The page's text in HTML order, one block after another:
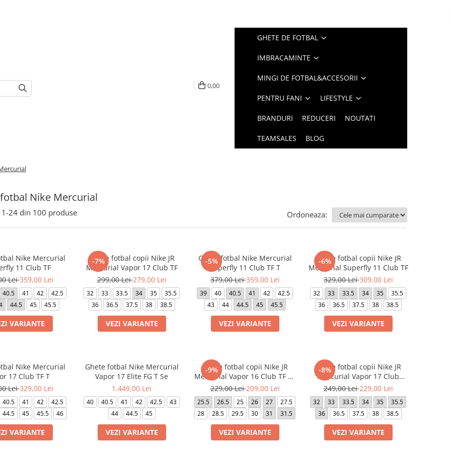
0,00
GHETE DE FOTBAL
IMBRACAMINTE
MINGI DE FOTBAL&ACCESORII
PENTRU FANI LIFESTYLE
BRANDURI REDUCERI NOUTATI
TEAMSALES BLOG
Nike Mercurial
1-24 din 100 produse Ordoneaza:
Nike Mercurial
11 Club TF
Lei359,00 Lei
40.5 41 42
42.5
44.5 45 45.5
VARIANTE
-7%
Ghete fotbal copii Nike JR
Mercurial Vapor 17 Club TF
299,00 Lei279,00 Lei
32 33 33.5 34 35
35.5
36
36.5 37.5 38 38.5
VEZI VARIANTE
-5%
Ghete fotbal Nike Mercurial
Superfly 11 Club TF T
379,00 Lei359,00 Lei
39 40 40.5 41 42
42.5
43
44 44.5 45 45.5
VEZI VARIANTE
-6%
Ghete fotbal copii Nike JR
Mercurial Superfly 11 Club TF
329,00 Lei309,00 Lei
32 33 33.5 34 35
35.5
36
36.5 37.5 38 38.5
VEZI VARIANTE
Nike Mercurial
17 Club TF T
Lei329,00 Lei
40.5 41 42
42.5
44.5 45 45.5 46
VARIANTE
Ghete fotbal Nike Mercurial
Vapor 17 Elite FG T Se
1.449,00 Lei
40 40.5 41 42 42.5
43
44
44.5 45
VEZI VARIANTE
-9%
Ghete fotbal copii Nike JR
Mercurial Vapor 16 Club TF PS
(V)
229,00 Lei209,00 Lei
25.5 26.5 25 26 27
27.5
28
28.5 29.5 30 31 31.5
VEZI VARIANTE
-8%
Ghete fotbal copii Nike JR
Mercurial Vapor 17 Club
FG/MG
249,00 Lei229,00 Lei
32 33 33.5 34 35
35.5
36
36.5 37.5 38 38.5
VEZI VARIANTE